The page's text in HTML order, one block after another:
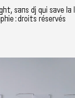
sans dj qui save la
: droits réservés